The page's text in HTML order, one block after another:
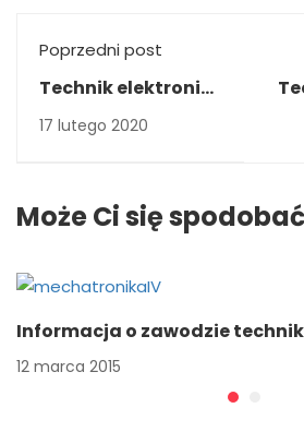
Poprzedni post
Technik elektronik
po szkole
podstawowej
17 lutego 2020
Może Ci się spodobać
Informacja o zawodzie
12 marca 2015